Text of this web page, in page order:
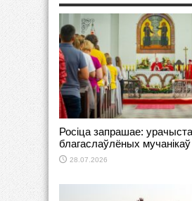
Росіца запрашае:
благаслаўлёных
28.07.2026